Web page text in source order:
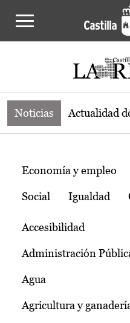
Noticias de la
Noticias Actualidad
Temas
Economía y empleo
Social Igualdad
Accesibilidad
Administración
Agua
Agricultura y